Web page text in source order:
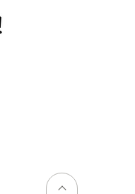
Powrót na górę